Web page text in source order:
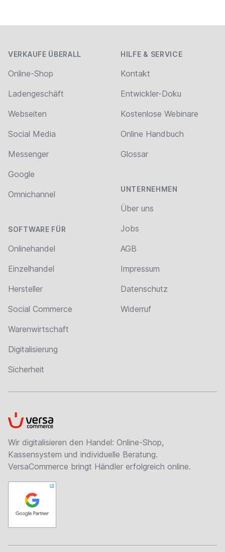
VERKAUFE ÜBERALL
Online-Shop
Ladengeschäft
Webseiten
Social Media
Messenger
Google
Omnichannel
SOFTWARE FÜR
Onlinehandel
Einzelhandel
Hersteller
Social Commerce
Warenwirtschaft
Digitalisierung
Sicherheit
HILFE & SERVICE
Kontakt
Entwickler-Doku
Kostenlose Webinare
Online Handbuch
Glossar
UNTERNEHMEN
Über uns
Jobs
AGB
Impressum
Datenschutz
Widerruf
VersaCommerce
Wir digitalisieren den Handel: Online-Shop,
Kassensystem und individuelle Beratung.
VersaCommerce bringt Händler erfolgreich online.